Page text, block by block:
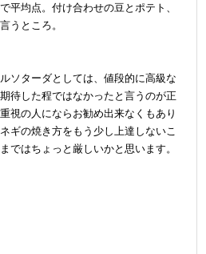
平均点。付け合わせの豆とポテト、
うところ。
ソターダとしては、値段的に高級な
待した程ではなかったと言うのが正
視の人にならお勧め出来なくもあり
ギの焼き方をもう少し上達しないこ
ではちょっと厳しいかと思います。